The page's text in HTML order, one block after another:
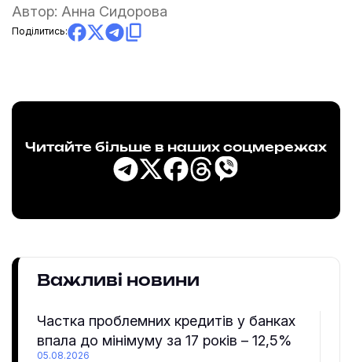
Автор: Анна Сидорова
Поділитись:
Читайте більше в наших соцмережах
Важливі новини
Частка проблемних кредитів у банках
впала до мінімуму за 17 років – 12,5%
05.08.2026